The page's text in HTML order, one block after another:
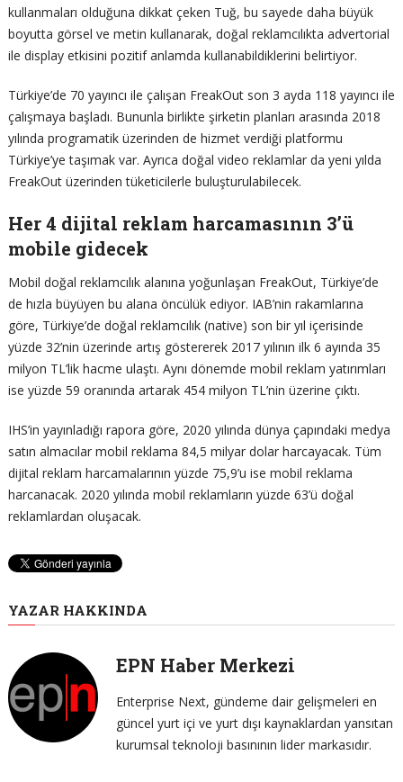
kullanmaları olduğuna dikkat çeken Tuğ, bu sayede daha büyük
boyutta görsel ve metin kullanarak, doğal reklamcılıkta advertorial
ile display etkisini pozitif anlamda kullanabildiklerini belirtiyor.
Türkiye’de 70 yayıncı ile çalışan FreakOut son 3 ayda 118 yayıncı ile
çalışmaya başladı. Bununla birlikte şirketin planları arasında 2018
yılında programatik üzerinden de hizmet verdiği platformu
Türkiye’ye taşımak var. Ayrıca doğal video reklamlar da yeni yılda
FreakOut üzerinden tüketicilerle buluşturulabilecek.
Her 4 dijital reklam harcamasının 3’ü
mobile gidecek
Mobil doğal reklamcılık alanına yoğunlaşan FreakOut, Türkiye’de
de hızla büyüyen bu alana öncülük ediyor. IAB’nin rakamlarına
göre, Türkiye’de doğal reklamcılık (native) son bir yıl içerisinde
yüzde 32’nin üzerinde artış göstererek 2017 yılının ilk 6 ayında 35
milyon TL’lik hacme ulaştı. Aynı dönemde mobil reklam yatırımları
ise yüzde 59 oranında artarak 454 milyon TL’nin üzerine çıktı.
IHS’in yayınladığı rapora göre, 2020 yılında dünya çapındaki medya
satın almacılar mobil reklama 84,5 milyar dolar harcayacak. Tüm
dijital reklam harcamalarının yüzde 75,9’u ise mobil reklama
harcanacak. 2020 yılında mobil reklamların yüzde 63’ü doğal
reklamlardan oluşacak.
YAZAR HAKKINDA
EPN Haber Merkezi
Enterprise Next, gündeme dair gelişmeleri en
güncel yurt içi ve yurt dışı kaynaklardan yansıtan
kurumsal teknoloji basınının lider markasıdır.